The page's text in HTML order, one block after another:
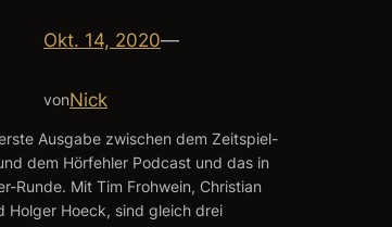
Okt. 14, 2020—
vonNick
Ausgabe zwischen dem Zeitspiel-
dem Hörfehler Podcast und das in
Runde. Mit Tim Frohwein, Christian
Holger Hoeck, sind gleich drei